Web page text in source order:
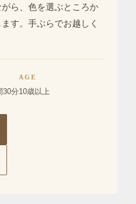
ら、色を選ぶところか
す。手ぶらでお越しく
30分
AGE
10歳以上